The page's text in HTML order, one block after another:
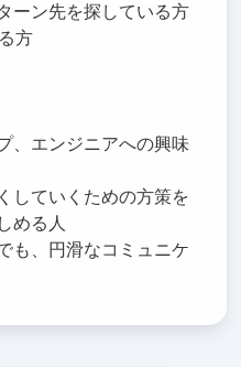
ーン先を探している方
方
、エンジニアへの興味
していくための方策を
める人
も、円滑なコミュニケ